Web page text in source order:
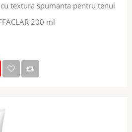
textura spumanta pentru tenul
200 ml